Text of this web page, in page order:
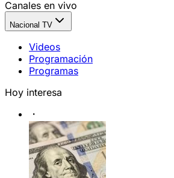
Canales en vivo
Nacional TV
Videos
Programación
Programas
Hoy interesa